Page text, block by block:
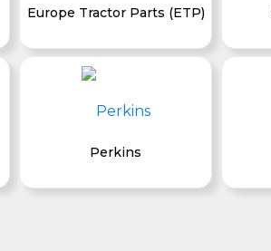
Europe Tractor Parts (ETP)
Perkins